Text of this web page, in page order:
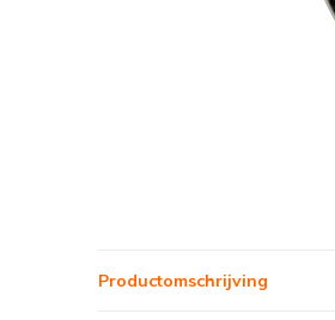
Productomschrijving